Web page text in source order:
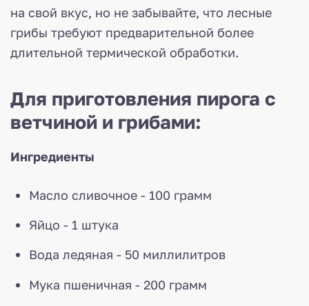
на свой вкус, но не забывайте, что лесные
грибы требуют предварительной более
длительной термической обработки.
Для приготовления пирога с
ветчиной и грибами:
Ингредиенты
Масло сливочное - 100 грамм
Яйцо - 1 штука
Вода ледяная - 50 миллилитров
Мука пшеничная - 200 грамм